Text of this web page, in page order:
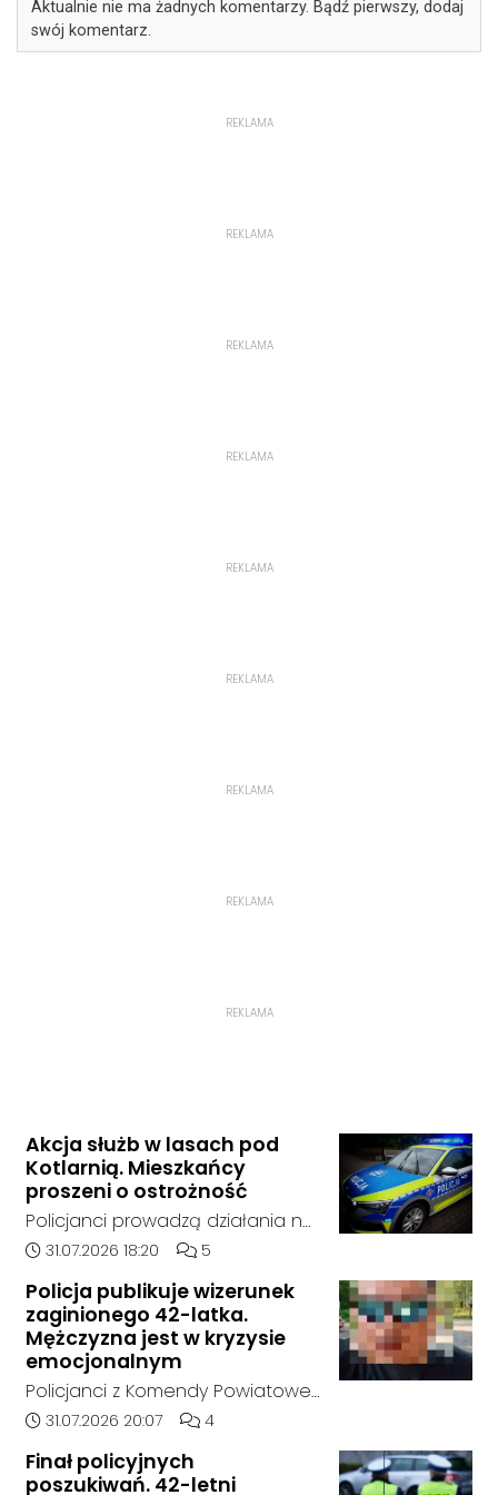
Aktualnie nie ma żadnych komentarzy. Bądź pierwszy, dodaj
swój komentarz.
REKLAMA
REKLAMA
REKLAMA
REKLAMA
REKLAMA
REKLAMA
REKLAMA
REKLAMA
REKLAMA
Akcja służb w lasach pod
Kotlarnią. Mieszkańcy
proszeni o ostrożność
Policjanci prowadzą działania na
terenie kompleksów leśnych w
nam się ustalić, funkcjonariusze
poszukują mężczyzny, który może
posiadać niebezpieczne
narzędzie, nieoficjalnie broń i
stanowić zagrożenie dla osób
postronnych.
Data dodania artykułu:
31.07.2026 18:20 Liczba komentarzy artykułu:
5
Policja publikuje wizerunek
zaginionego 42-latka.
Mężczyzna jest w kryzysie
emocjonalnym
Policjanci z Komendy Powiatowej
Policji w Kędzierzynie-Koźlu
który jest w kryzysie
Data dodania artykułu:
31.07.2026 20:07 Liczba komentarzy artykułu:
4
Finał policyjnych
poszukiwań. 42-letni